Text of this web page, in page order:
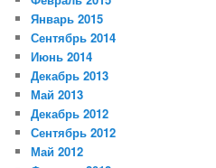
Январь 2015
Сентябрь 2014
Июнь 2014
Декабрь 2013
Май 2013
Декабрь 2012
Сентябрь 2012
Май 2012